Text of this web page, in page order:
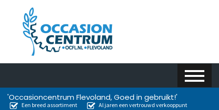
'Occasioncentrum Flevoland, Goed in gebruikt!'
Een breed assortiment Al jaren een vertrouwd verkooppunt